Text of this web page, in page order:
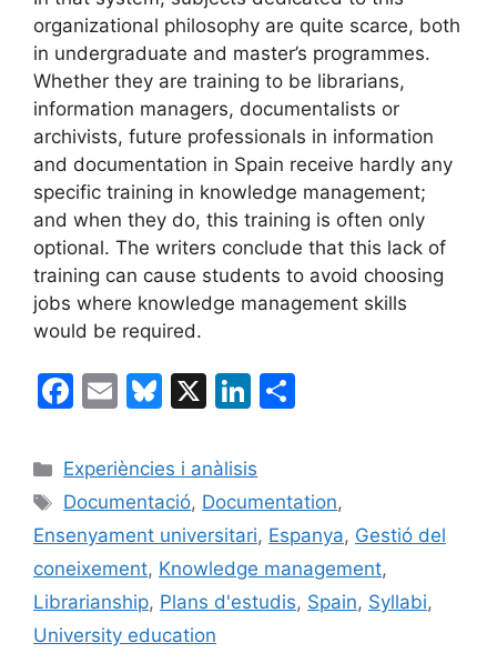
organizational philosophy are quite scarce, both
in undergraduate and master’s programmes.
Whether they are training to be librarians,
information managers, documentalists or
archivists, future professionals in information
and documentation in Spain receive hardly any
specific training in knowledge management;
and when they do, this training is often only
optional. The writers conclude that this lack of
training can cause students to avoid choosing
jobs where knowledge management skills
would be required.
F
c
e
b
o
o
k
E
ai
l
Bl
e
s
k
y
X
Li
k
e
dI
n
p
ar
te
ix
Categories
Experiències i anàlisis
Etiquetes
Documentació, Documentation,
Ensenyament universitari, Espanya, Gestió del
coneixement, Knowledge management,
Librarianship, Plans d'estudis, Spain, Syllabi,
University education